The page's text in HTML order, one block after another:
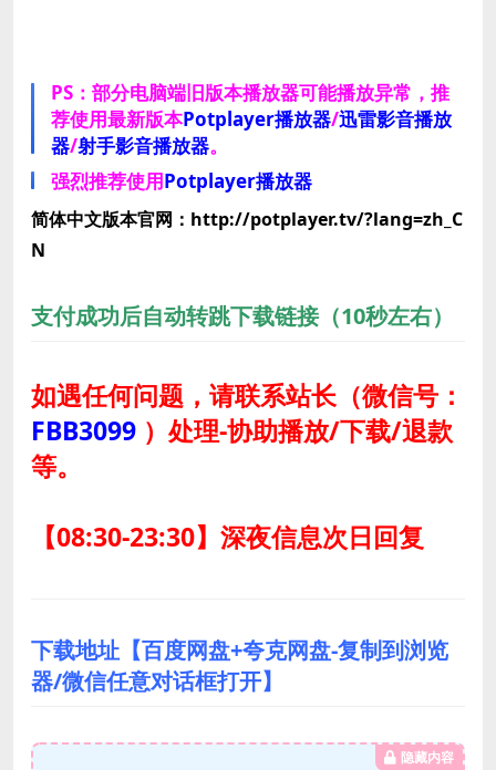
PS：部分电脑端旧版本播放器可能播放异常，推
荐使用最新版本Potplayer播放器/迅雷影音播放
器/射手影音播放器。
强烈推荐使用Potplayer播放器
简体中文版本官网：http://potplayer.tv/?lang=zh_C
N
支付成功后自动转跳下载链接（10秒左右）
如遇任何问题，请联系站长（微信号：
FBB3099 ） 处理-协助播放/下载/退款
等。
【08:30-23:30】深夜信息次日回复
下载地址【百度网盘+夸克网盘-复制到浏览
器/微信任意对话框打开】
隐藏内容